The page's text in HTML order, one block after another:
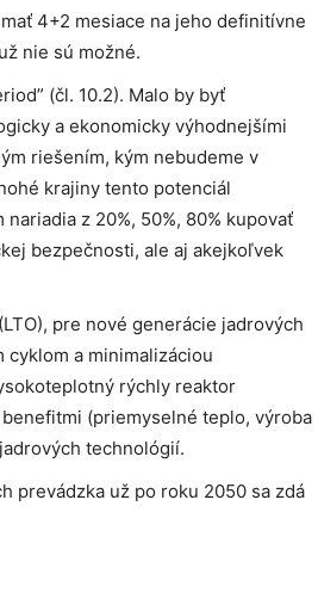
4+2 mesiace na jeho definitívne
nie sú možné.
(čl. 10.2). Malo by byť
a ekonomicky výhodnejšími
riešením, kým nebudeme v
krajiny tento potenciál
z 20%, 50%, 80% kupovať
bezpečnosti, ale aj akejkoľvek
pre nové generácie jadrových
cyklom a minimalizáciou
rýchly reaktor
(priemyselné teplo, výroba
technológií.
prevádzka už po roku 2050 sa zdá